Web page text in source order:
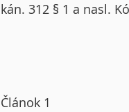
kán. 312 § 1 a nasl.
Článok 1